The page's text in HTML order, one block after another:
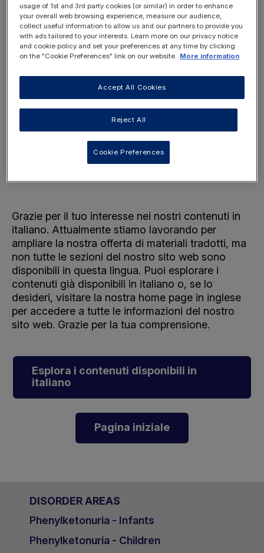
This will display this page in the selected
Italiano
Grazie per il tuo interesse nei nostri contenuti in
italiano. Attualmente stiamo lavorando per
ampliare la nostra offerta di materiali tradotti, ma
non tutte le sezioni del nostro sito web sono
disponibili in questa lingua. Puoi esplorare i
contenuti già disponibili in italiano o, se lo
desideri, visitare la nostra home page in inglese
per accedere a tutte le informazioni del nostro
sito web. Grazie per la tua comprensione.
Esplora i contenuti disponibili in
italiano
Pagina iniziale
DISORDER AREAS
Phenylketonuria - Infants
Phenylketonuria - Children
usage of 1st and 3rd party cookies (or similar) in order to enhance
your overall web browsing experience, measure our audience,
collect useful information to allow us and our partners to provide you
with ads tailored to your interests. Learn more on our privacy notice
and cookie policy and set your preferences at any time by clicking
on the "Cookie Preferences" link on our website. More information
Reject All
Accept All Cookies
Cookie Preferences